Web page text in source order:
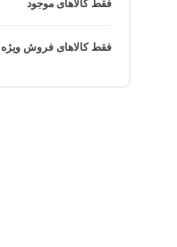
فقط کالاهای موجود
فقط کالاهای فروش ویژه